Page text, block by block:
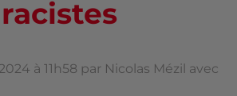
à 11h58 par Nicolas Mézil avec